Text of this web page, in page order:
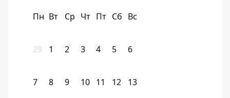
Пн Вт Ср Чт Пт Сб Вс
29 1 2 3 4 5 6
7 8 9 10 11 12 13